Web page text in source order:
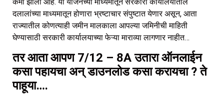
दलालांच्या माध्यमातून होणारा भ्रष्टाचार संपुष्टात येणार असून, आता
राज्यातील कोणत्याही जमीन मालकाला आपल्या जमिनीची माहिती
घेण्यासाठी सरकारी कार्यालयाच्या फेऱ्या माराव्या लागणार नाहीत…
तर आता आपण 7/12 – 8A उतारा ऑनलाईन
कसा पहायचा अन् डाउनलोड कसा करायचा ? ते
पाहूया….